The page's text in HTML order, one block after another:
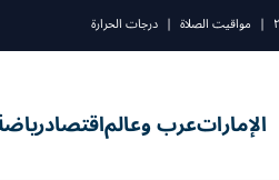
| مواقيت الصلاة | درجات الحرارة
الإماراتعرب وعالماقتصاد